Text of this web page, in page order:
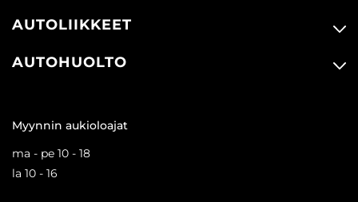
AUTOLIIKKEET
AUTOHUOLTO
Myynnin aukioloajat
ma - pe 10 - 18
la 10 - 16